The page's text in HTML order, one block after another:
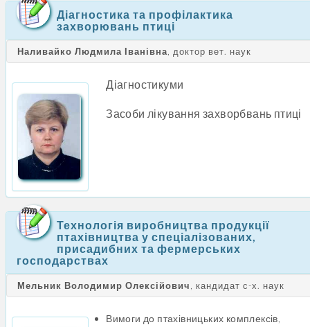
Діагностика та профілактика
захворювань птиці
Наливайко Людмила Іванівна , доктор вет. наук
Діагностикуми
Засоби лікування захворбвань птиці
Технологія виробництва продукції
птахівництва у спеціалізованих,
присадибних та фермерських
господарствах
Мельник Володимир Олексійович , кандидат с-х. наук
Вимоги до птахівницьких комплексів,